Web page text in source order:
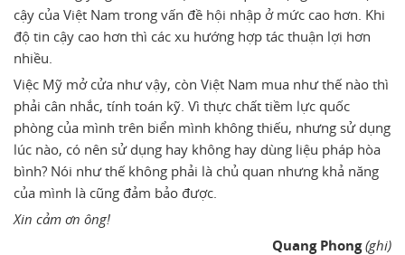
cậy của Việt Nam trong vấn đề hội nhập ở mức cao hơn. Khi
độ tin cậy cao hơn thì các xu hướng hợp tác thuận lợi hơn
nhiều.
Việc Mỹ mở cửa như vậy, còn Việt Nam mua như thế nào thì
phải cân nhắc, tính toán kỹ. Vì thực chất tiềm lực quốc
phòng của mình trên biển mình không thiếu, nhưng sử dụng
lúc nào, có nên sử dụng hay không hay dùng liệu pháp hòa
bình? Nói như thế không phải là chủ quan nhưng khả năng
của mình là cũng đảm bảo được.
Xin cảm ơn ông!
Quang Phong(ghi)